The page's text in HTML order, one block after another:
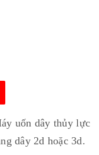
uốn dây thủy lực
dây 2d hoặc 3d.